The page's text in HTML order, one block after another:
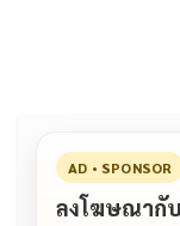
AD • SPONSOR
ลงโฆษณากั